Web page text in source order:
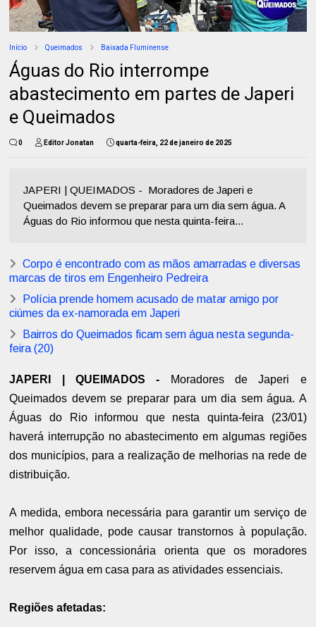
Início Queimados Baixada Fluminense
Águas do Rio interrompe
abastecimento em partes de Japeri
e Queimados
0 Editor Jonatan quarta-feira, 22 de janeiro de 2025
JAPERI | QUEIMADOS - Moradores de Japeri e
Queimados devem se preparar para um dia sem água. A
Águas do Rio informou que nesta quinta-feira...
Corpo é encontrado com as mãos amarradas e diversas
marcas de tiros em Engenheiro Pedreira
Polícia prende homem acusado de matar amigo por
ciúmes da ex-namorada em Japeri
Bairros do Queimados ficam sem água nesta segunda-
feira (20)
JAPERI | QUEIMADOS -
Moradores de Japeri e
Queimados devem se preparar para um dia sem água. A
Águas do Rio informou que nesta quinta-feira (23/01)
haverá interrupção no abastecimento em algumas regiões
dos municípios, para a realização de melhorias na rede de
distribuição.
A medida, embora necessária para garantir um serviço de
melhor qualidade, pode causar transtornos à população.
Por isso, a concessionária orienta que os moradores
reservem água em casa para as atividades essenciais.
Regiões afetadas: